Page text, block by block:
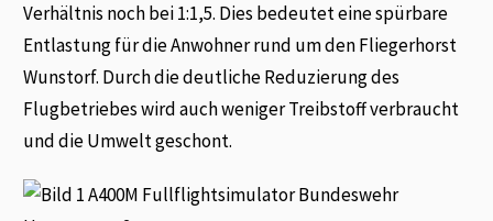
Verhältnis noch bei 1:1,5. Dies bedeutet eine spürbare
Entlastung für die Anwohner rund um den Fliegerhorst
Wunstorf. Durch die deutliche Reduzierung des
Flugbetriebes wird auch weniger Treibstoff verbraucht
und die Umwelt geschont.